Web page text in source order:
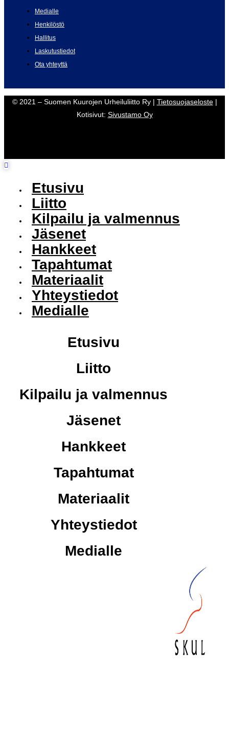
Medialle
Henkilöstö
Hallitus
Laskutustiedot
Ota yhteyttä
© 2021 – Suomen Kuurojen Urheiluliitto Ry | Tietosuojaseloste|
Kotisivut: Sivustamo Oy
Etusivu
Liitto
Kilpailu ja valmennus
Jäsenet
Hankkeet
Tapahtumat
Materiaalit
Yhteystiedot
Medialle
Etusivu
Liitto
Kilpailu ja valmennus
Jäsenet
Hankkeet
Tapahtumat
Materiaalit
Yhteystiedot
Medialle